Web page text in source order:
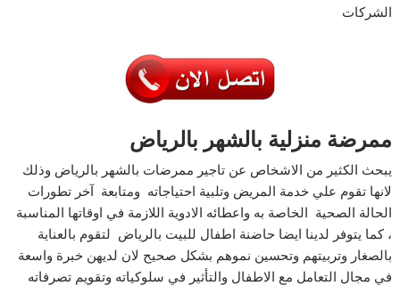
الشركات
ممرضة منزلية بالشهر بالرياض
يبحث الكثير من الاشخاص عن تاجير ممرضات بالشهر بالرياض وذلك
لانها تقوم علي خدمة المريض وتلبية احتياجاته ومتابعة آخر تطورات
الحالة الصحية الخاصة به واعطائه الادوية اللازمة في اوقاتها المناسبة
، كما يتوفر لدينا ايضا حاضنة اطفال للبيت بالرياض لتقوم بالعناية
بالصغار وتربيتهم وتحسين نموهم بشكل صحيح لان لديهن خبرة واسعة
في مجال التعامل مع الاطفال والتأثير في سلوكياته وتقويم تصرفاته